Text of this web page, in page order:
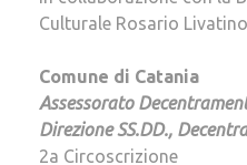
Culturale Rosario Livatino
Comune di Catania
Assessorato
Direzione SS.DD.,
2a Circoscrizione